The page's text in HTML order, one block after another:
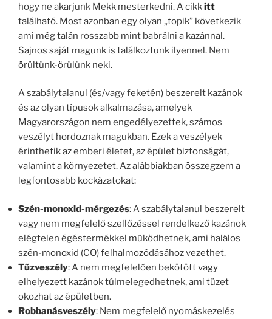
hogy ne akarjunk Mekk mesterkedni. A cikkitt
található. Most azonban egy olyan „topik” következik
ami még talán rosszabb mint babrálni a kazánnal.
Sajnos saját magunk is találkoztunk ilyennel. Nem
örültünk-örülünk neki.
A szabálytalanul (és/vagy feketén) beszerelt kazánok
és az olyan típusok alkalmazása, amelyek
Magyarországon nem engedélyezettek, számos
veszélyt hordoznak magukban. Ezek a veszélyek
érinthetik az emberi életet, az épület biztonságát,
valamint a környezetet. Az alábbiakban összegzem a
legfontosabb kockázatokat:
Szén-monoxid-mérgezés: A szabálytalanul beszerelt
vagy nem megfelelő szellőzéssel rendelkező kazánok
elégtelen égéstermékkel működhetnek, ami halálos
szén-monoxid (CO) felhalmozódásához vezethet.
Tűzveszély: A nem megfelelően bekötött vagy
elhelyezett kazánok túlmelegedhetnek, ami tüzet
okozhat az épületben.
Robbanásveszély: Nem megfelelő nyomáskezelés